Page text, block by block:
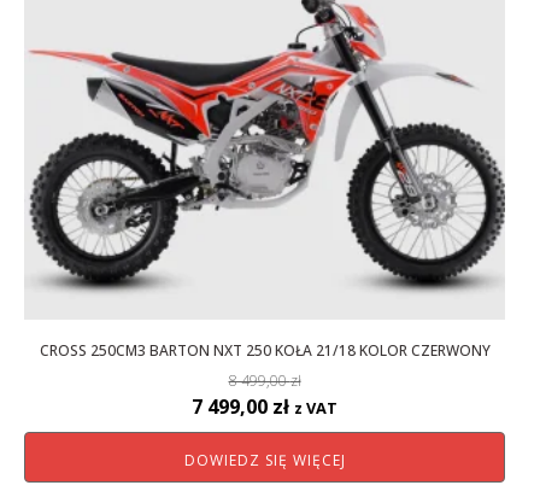
CROSS 250CM3 BARTON NXT 250 KOŁA 21/18 KOLOR CZERWONY
8 499,00zł
Pierwotna
cena
wynosiła:
7 499,00 złAktualna
cena
wynosi:
z VAT
DOWIEDZ SIĘ WIĘCEJ